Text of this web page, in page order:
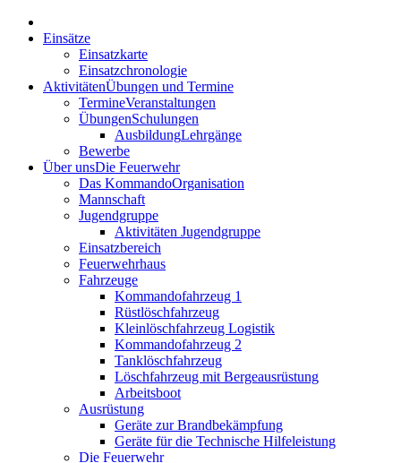
Einsätze
Einsatzkarte
Einsatzchronologie
AktivitätenÜbungen und Termine
TermineVeranstaltungen
ÜbungenSchulungen
AusbildungLehrgänge
Bewerbe
Über unsDie Feuerwehr
Das KommandoOrganisation
Mannschaft
Jugendgruppe
Aktivitäten Jugendgruppe
Einsatzbereich
Feuerwehrhaus
Fahrzeuge
Kommandofahrzeug 1
Rüstlöschfahrzeug
Kleinlöschfahrzeug Logistik
Kommandofahrzeug 2
Tanklöschfahrzeug
Löschfahrzeug mit Bergeausrüstung
Arbeitsboot
Ausrüstung
Geräte zur Brandbekämpfung
Geräte für die Technische Hilfeleistung
Die Feuerwehr